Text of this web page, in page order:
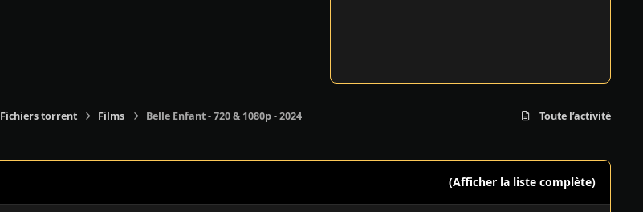
Fichiers torrent Films Belle Enfant - 720 & 1080p - 2024 Toute l’activité
(Afficher la liste complète)